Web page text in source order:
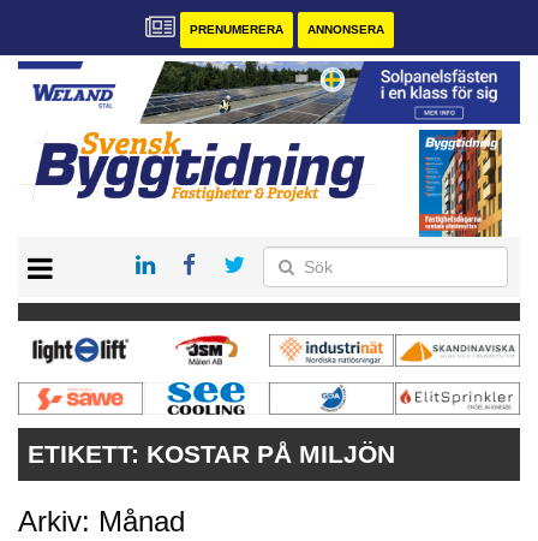
PRENUMERERA ANNONSERA
PRENUMERERA
VÅRA ANDRA MAGASIN
ANNONSERA
KONTAKT
ETIKETT: KOSTAR PÅ MILJÖN
Arkiv: Månad